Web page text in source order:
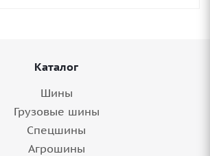
Каталог
Шины
Грузовые шины
Спецшины
Агрошины